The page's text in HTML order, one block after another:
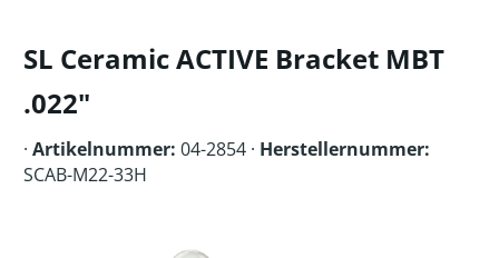
SL Ceramic ACTIVE Bracket MBT
.022"
· Artikelnummer: 04-2854 · Herstellernummer:
SCAB-M22-33H